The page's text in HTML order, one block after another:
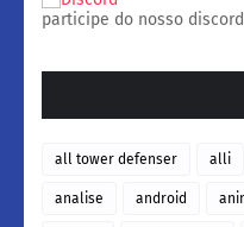
participe do nosso discord
all tower defenser alli
analise android